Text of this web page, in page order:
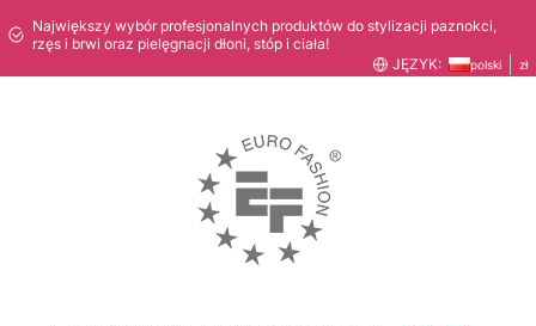
Największy wybór profesjonalnych produktów do stylizacji paznokci,
rzęs i brwi oraz pielęgnacji dłoni, stóp i ciała!
JĘZYK:
polski zł